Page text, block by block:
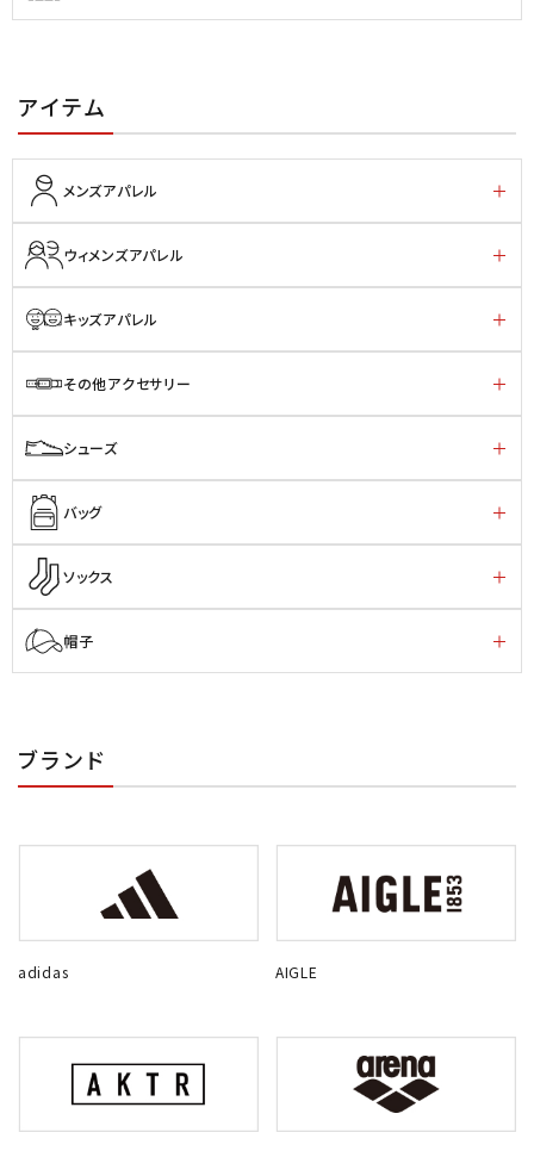
アイテム
メンズアパレル
ウィメンズアパレル
キッズアパレル
その他アクセサリー
シューズ
バッグ
ソックス
帽子
ブランド
adidas AIGLE